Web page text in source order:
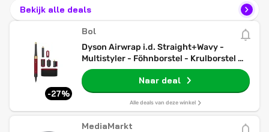
Bekijk alle deals
-27%
Bol
Dyson Airwrap i.d. Straight+Wavy -
Multistyler - Föhnborstel - Krulborstel -
Red Velvet/Goud
Naar deal
Alle deals van deze winkel
MediaMarkt